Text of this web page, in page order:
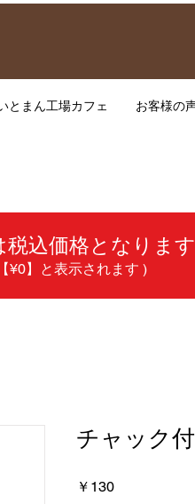
とまん工場カフェ お客様の
込価格となります
¥0】と表示されます )
チャック
￥130価